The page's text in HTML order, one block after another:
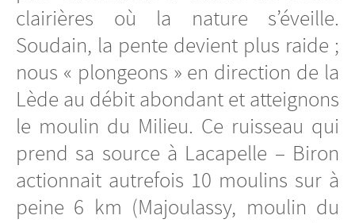
clairières où la nature s’éveille.
Soudain, la pente devient plus raide ;
nous « plongeons » en direction de la
Lède au débit abondant et atteignons
le moulin du Milieu. Ce ruisseau qui
prend sa source à Lacapelle – Biron
actionnait autrefois 10 moulins sur à
peine 6 km (Majoulassy, moulin du